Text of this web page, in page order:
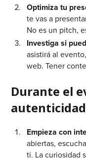
Optimiza tu
te vas a
No es un pitch,
Investiga si
asistirá al
web. Tener
Durante el
autenticidad
Empieza con
abiertas,
ti. La curiosidad